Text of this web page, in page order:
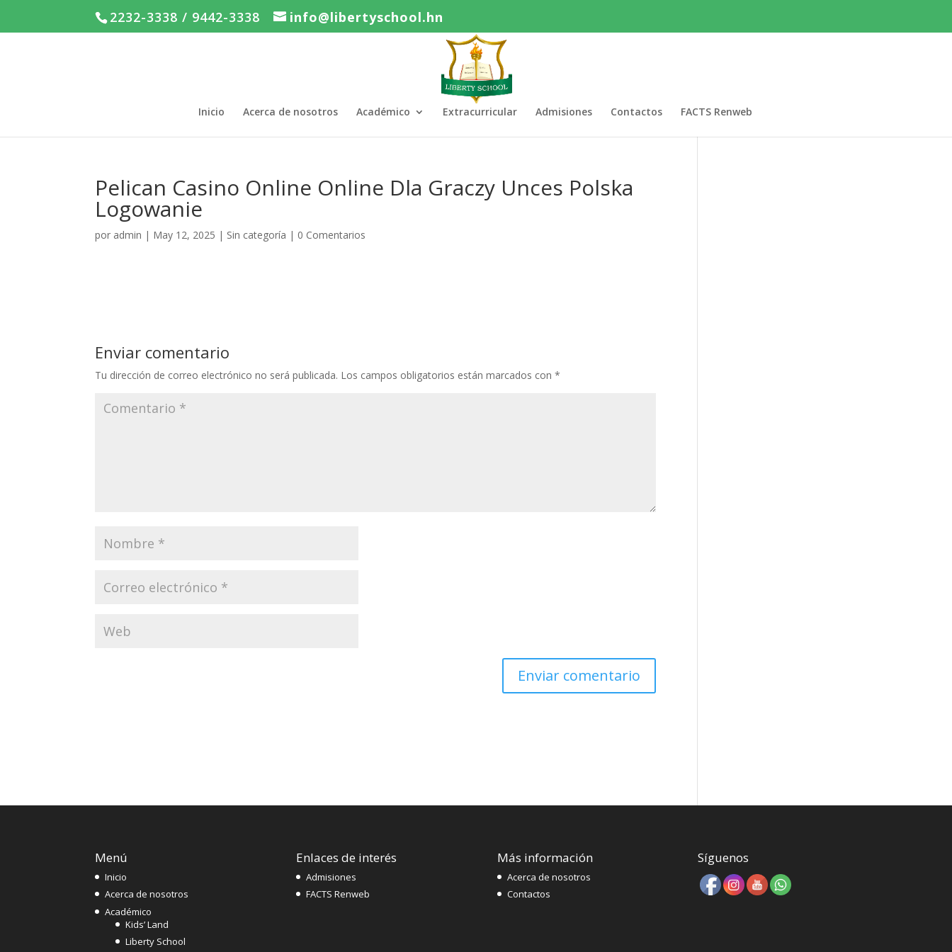
2232-3338 / 9442-3338 info@libertyschool.hn
Inicio Acerca de nosotros Académico Extracurricular Admisiones Contactos FACTS Renweb
Pelican Casino Online Online Dla Graczy Unces Polska
Logowanie
por admin | May 12, 2025 | Sin categoría | 0 Comentarios
Enviar comentario
Tu dirección de correo electrónico no será publicada. Los campos obligatorios están marcados con*
Menú
Inicio
Acerca de nosotros
Académico
Kids’ Land
Liberty School
Enlaces de interés
Admisiones
FACTS Renweb
Más información
Acerca de nosotros
Contactos
Síguenos